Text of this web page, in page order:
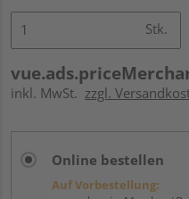
Stk.
inkl. MwSt. zzgl.
Online bestellen
Auf Vorbestellung: